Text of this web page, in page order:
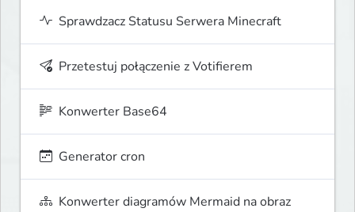
Sprawdzacz Statusu Serwera Minecraft
Przetestuj połączenie z Votifierem
Konwerter Base64
Generator cron
Konwerter diagramów Mermaid na obraz